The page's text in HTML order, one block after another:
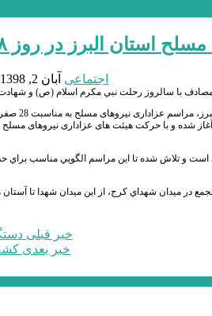
البرز در روز ۲۸ صفر برگزار مي شود
اجتماعی آبان 2, 1398 - اکتبر 24, 2019
به گزارش
28 صفر مصادف با 5 آبان ماه از ميدان شهداي كرج آغاز شده و با حرکت
و تلاش شده تا اين مراسم الگويي مناسب براي
در ميدان شهداي كرج، از اين ميدان شهدا تا
خبر قبلی
خبر بعدی کشف 17 میلیارد